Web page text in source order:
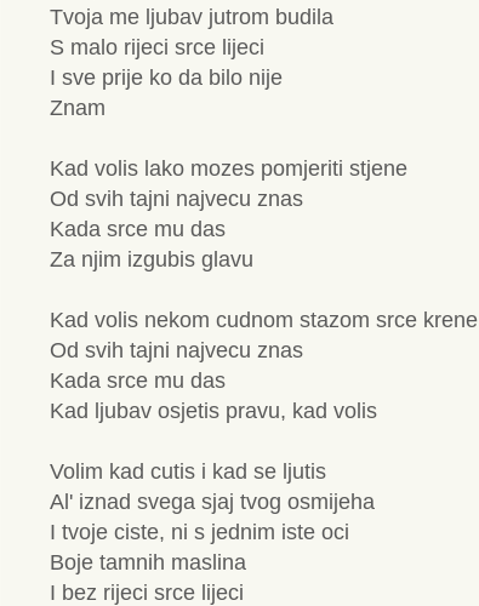
Tvoja me ljubav jutrom budila
S malo rijeci srce lijeci
I sve prije ko da bilo nije
Znam
Kad volis lako mozes pomjeriti stjene
Od svih tajni najvecu znas
Kada srce mu das
Za njim izgubis glavu
Kad volis nekom cudnom stazom srce krene
Od svih tajni najvecu znas
Kada srce mu das
Kad ljubav osjetis pravu, kad volis
Volim kad cutis i kad se ljutis
Al' iznad svega sjaj tvog osmijeha
I tvoje ciste, ni s jednim iste oci
Boje tamnih maslina
I bez rijeci srce lijeci